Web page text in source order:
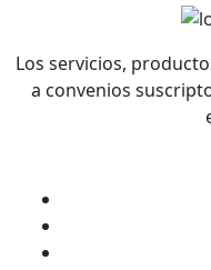
Los servicios,
a convenios